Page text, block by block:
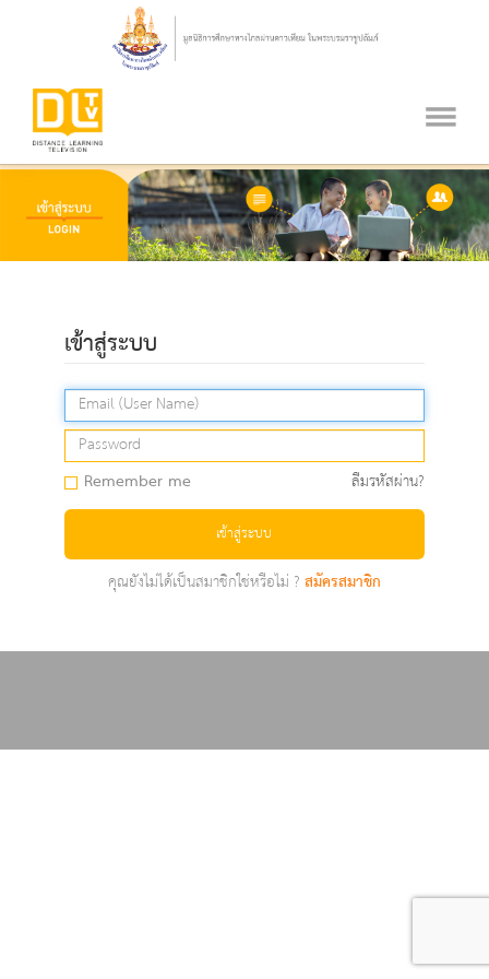
เข้าสู่ระบบ
Remember me ลืมรหัสผ่าน?
เข้าสู่ระบบ
คุณยังไม่ได้เป็นสมาชิกใช่หรือไม่ ?สมัครสมาชิก